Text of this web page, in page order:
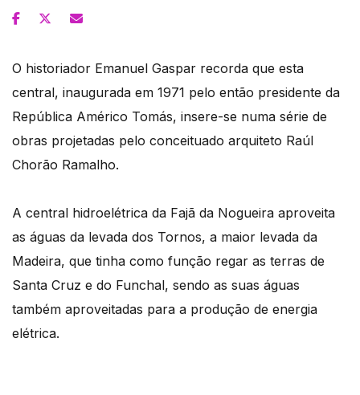
O historiador Emanuel Gaspar recorda que esta
central, inaugurada em 1971 pelo então presidente da
República Américo Tomás, insere-se numa série de
obras projetadas pelo conceituado arquiteto Raúl
Chorão Ramalho.
A central hidroelétrica da Fajã da Nogueira aproveita
as águas da levada dos Tornos, a maior levada da
Madeira, que tinha como função regar as terras de
Santa Cruz e do Funchal, sendo as suas águas
também aproveitadas para a produção de energia
elétrica.